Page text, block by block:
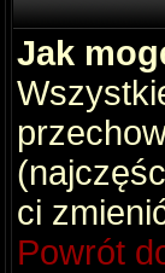
Jak
ci
Powrót